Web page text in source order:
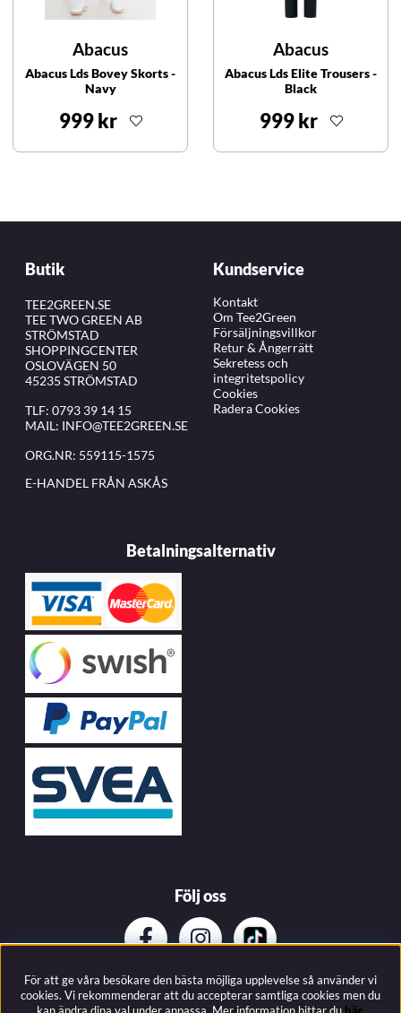
Abacus
Abacus Lds Bovey Skorts -
Navy
999 kr
Abacus
Abacus Lds Elite Trousers -
Black
999 kr
Butik
TEE2GREEN.SE
TEE TWO GREEN AB
STRÖMSTAD
SHOPPINGCENTER
OSLOVÄGEN 50
45235 STRÖMSTAD
TLF: 0793 39 14 15
MAIL: INFO@TEE2GREEN.SE
ORG.NR: 559115-1575
E-HANDEL FRÅN ASKÅS
Kundservice
Kontakt
Om Tee2Green
Försäljningsvillkor
Retur & Ångerrätt
Sekretess och
integritetspolicy
Cookies
Radera Cookies
Betalningsalternativ
Följ oss
Prenumerera på vårat nyhetsbrev
För att ge våra besökare den bästa möjliga upplevelse så använder vi
cookies. Vi rekommenderar att du accepterar samtliga cookies men du